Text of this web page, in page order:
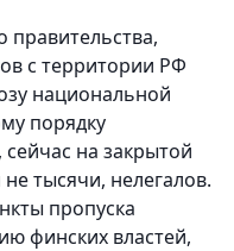
правительства,
с территории РФ
национальной
порядку
на закрытой
тысячи, нелегалов.
пропуска
финских властей,